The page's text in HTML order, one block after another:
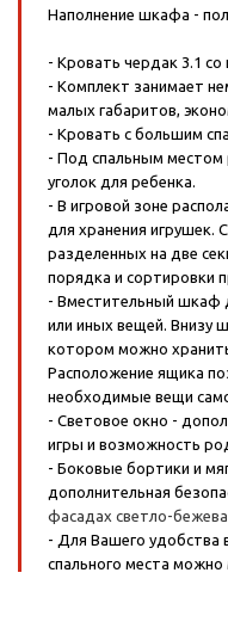
Наполнение шкафа -
- Кровать чердак 3.1
- Комплект занимает
малых габаритов,
- Кровать с большим
- Под спальным местом
уголок для ребенка.
- В игровой зоне
для хранения игрушек.
разделенных на две
порядка и сортировки
- Вместительный шкаф
или иных вещей. Внизу
котором можно
Расположение ящика
необходимые вещи
- Световое окно -
игры и возможность
- Боковые бортики и
дополнительная
фасадах светло-
- Для Вашего удобства
спального места